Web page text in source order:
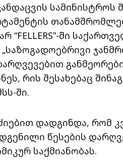
სამინისტროს
“FELLERS”-ში
რის შესახებაც
ში.
დადგინდა, რომ
წესების
საქმიანობას.